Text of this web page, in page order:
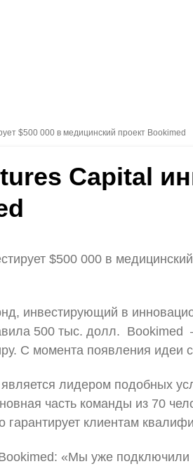
$500 000 в медицинский проект Bookimed
Capital
$500 000 в
инвестирующий в
500 тыс. долл.
С момента появления идеи
лидером подобных
часть команды из 70
клиентам
«Мы уже